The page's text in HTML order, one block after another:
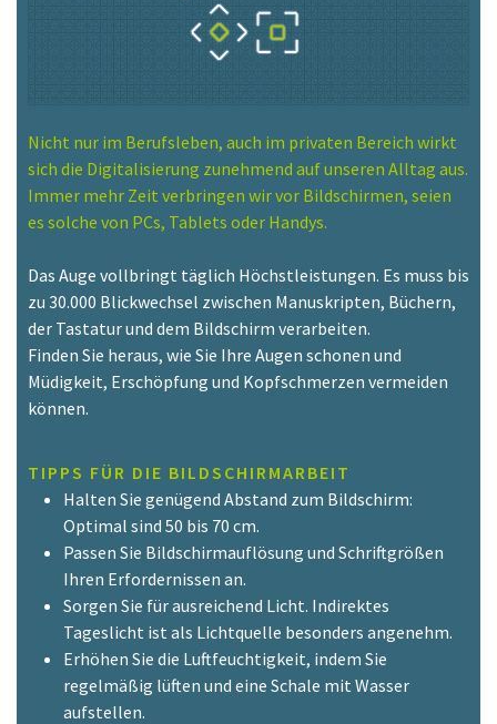
Nicht nur im Berufsleben, auch im privaten Bereich wirkt
sich die Digitalisierung zunehmend auf unseren Alltag aus.
Immer mehr Zeit verbringen wir vor Bildschirmen, seien
es solche von PCs, Tablets oder Handys.
Das Auge vollbringt täglich Höchstleistungen. Es muss bis
zu 30.000 Blickwechsel zwischen Manuskripten, Büchern,
der Tastatur und dem Bildschirm verarbeiten.
Finden Sie heraus, wie Sie Ihre Augen schonen und
Müdigkeit, Erschöpfung und Kopfschmerzen vermeiden
können.
TIPPS FÜR DIE BILDSCHIRMARBEIT
Halten Sie genügend Abstand zum Bildschirm:
Optimal sind 50 bis 70 cm.
Passen Sie Bildschirmauflösung und Schriftgrößen
Ihren Erfordernissen an.
Sorgen Sie für ausreichend Licht. Indirektes
Tageslicht ist als Lichtquelle besonders angenehm.
Erhöhen Sie die Luftfeuchtigkeit, indem Sie
regelmäßig lüften und eine Schale mit Wasser
aufstellen.